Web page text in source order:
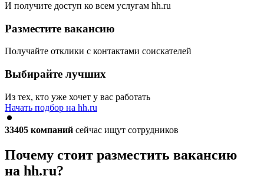
И получите доступ ко всем услугам hh.ru
Разместите вакансию
Получайте отклики с контактами соискателей
Выбирайте лучших
Из тех, кто уже хочет у вас работать
Начать подбор на hh.ru
33405 компаний сейчас ищут сотрудников
Почему стоит разместить вакансию
на hh.ru?